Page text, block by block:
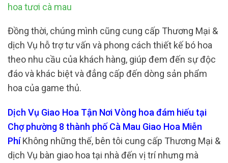
hoa tươi cà mau
Đồng thời, chúng mình cũng cung cấp Thương Mại &
dịch Vụ hỗ trợ tư vấn và phong cách thiết kế bó hoa
theo nhu cầu của khách hàng, giúp đem đến sự độc
đáo và khác biệt và đẳng cấp đến dòng sản phẩm
hoa của game thủ.
Dịch Vụ Giao Hoa Tận Nơi Vòng hoa đám hiếu tại
Chợ phường 8 thành phố Cà Mau Giao Hoa Miễn
PhíKhông những thế, bên tôi cung cấp Thương Mại &
dịch Vụ bàn giao hoa tại nhà đến vị trí nhưng mà